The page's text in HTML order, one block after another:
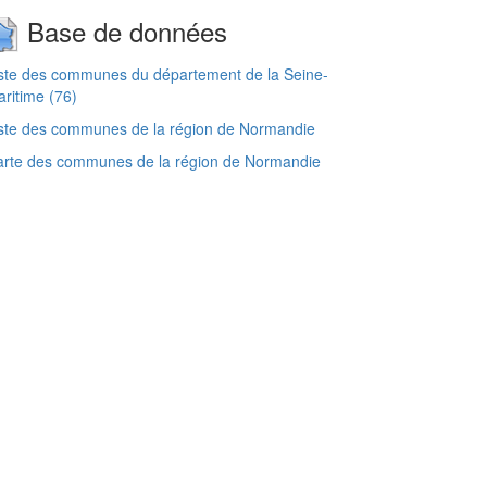
Base de données
des communes du département de la Seine-
(76)
des communes de la région de Normandie
des communes de la région de Normandie